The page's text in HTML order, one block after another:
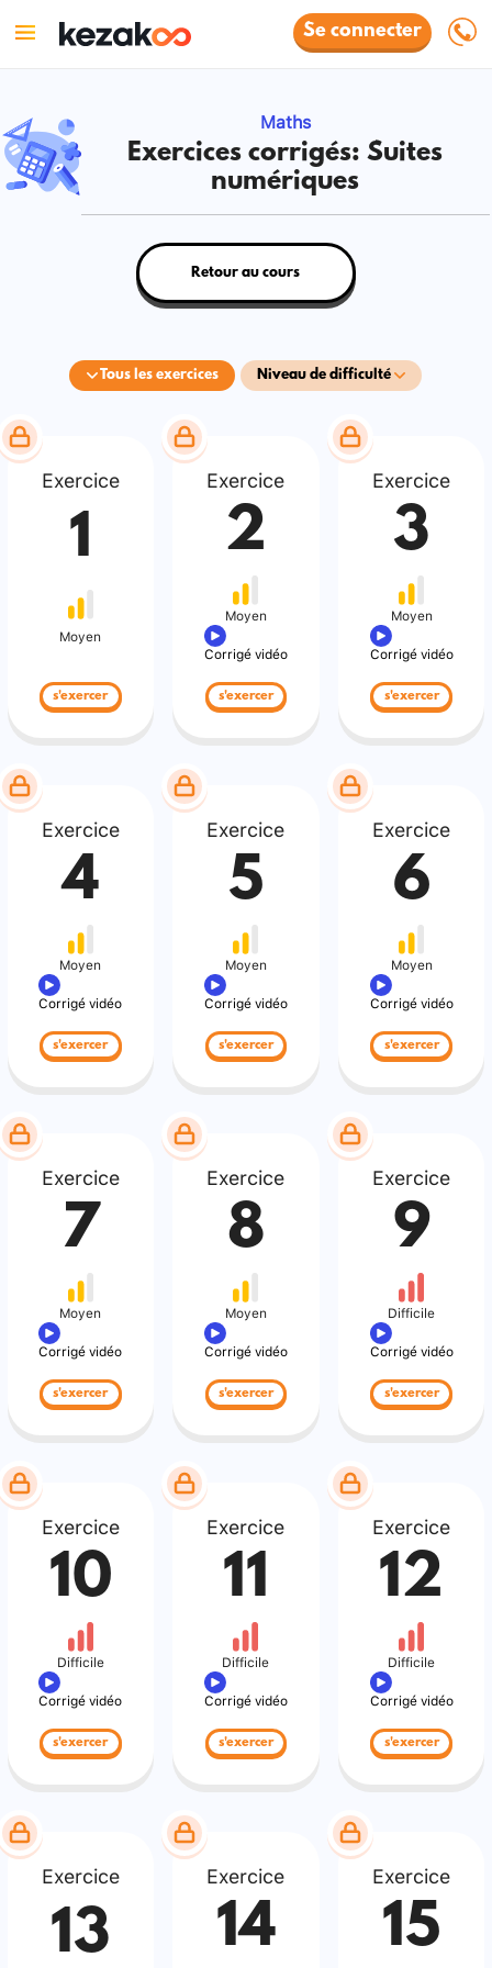
Se connecter
Maths
Exercices corrigés: Suites
numériques
Tous les exercices Niveau de difficulté
Retour au cours
Exercice
1
Moyen
s'exercer
Exercice
2
Moyen
Corrigé vidéo
s'exercer
Exercice
3
Moyen
Corrigé vidéo
s'exercer
Exercice
4
Moyen
Corrigé vidéo
s'exercer
Exercice
5
Moyen
Corrigé vidéo
s'exercer
Exercice
6
Moyen
Corrigé vidéo
s'exercer
Exercice
7
Moyen
Corrigé vidéo
s'exercer
Exercice
8
Moyen
Corrigé vidéo
s'exercer
Exercice
9
Difficile
Corrigé vidéo
s'exercer
Exercice
10
Difficile
Corrigé vidéo
s'exercer
Exercice
11
Difficile
Corrigé vidéo
s'exercer
Exercice
12
Difficile
Corrigé vidéo
s'exercer
Exercice
13
Exercice
14
Exercice
15